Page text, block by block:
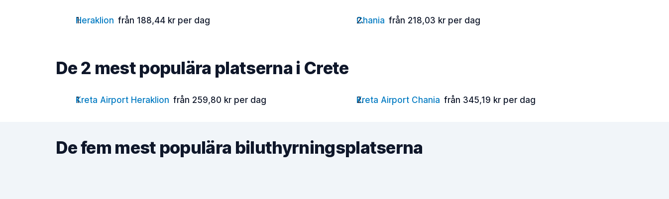
Heraklion från 188,44 kr per dag Chania från 218,03 kr per dag
De 2 mest populära platserna i Crete
Kreta Airport Heraklion från 259,80 kr per dag Kreta Airport Chania från 345,19 kr per dag
De fem mest populära biluthyrningsplatserna